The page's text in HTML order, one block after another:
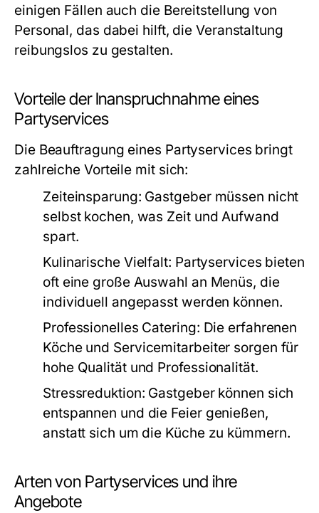
einigen Fällen auch die Bereitstellung von
Personal, das dabei hilft, die Veranstaltung
reibungslos zu gestalten.
Vorteile der Inanspruchnahme eines
Partyservices
Die Beauftragung eines Partyservices bringt
zahlreiche Vorteile mit sich:
Zeiteinsparung: Gastgeber müssen nicht
selbst kochen, was Zeit und Aufwand
spart.
Kulinarische Vielfalt: Partyservices bieten
oft eine große Auswahl an Menüs, die
individuell angepasst werden können.
Professionelles Catering: Die erfahrenen
Köche und Servicemitarbeiter sorgen für
hohe Qualität und Professionalität.
Stressreduktion: Gastgeber können sich
entspannen und die Feier genießen,
anstatt sich um die Küche zu kümmern.
Arten von Partyservices und ihre
Angebote